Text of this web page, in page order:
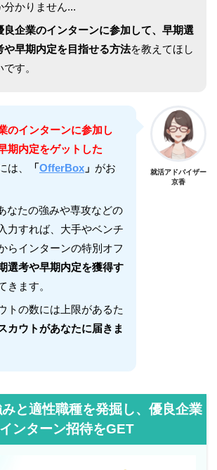
分かりません...
良企業のインターンに参加して、早期選
や早期内定を目指せる方法を教えてほし
です。
のインターンに参加し
期内定をゲットした
は、 「 OfferBox 」 がお
なたの強みや専攻などの
力すれば、大手やベンチ
らインターンの特別オフ
選考や早期内定を獲得す
きます。
トの数には上限があるた
カウトがあなたに届きま
就活アドバイザー
京香
と適性職種を発掘し、優良企業
ンターン招待をGET